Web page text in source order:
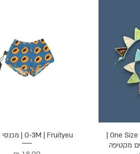
One Size | Poyet Motte |
מקטיפה
תצוגה מהירה
0-3M | Fruityeu | מכנסי משמש